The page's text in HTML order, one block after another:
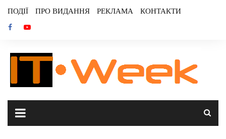
content
ПОДІЇ ПРО ВИДАННЯ РЕКЛАМА КОНТАКТИ